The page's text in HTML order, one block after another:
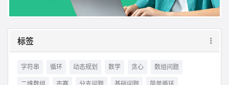
标签
字符串 循环 动态规划 数学 贪心
数组问题